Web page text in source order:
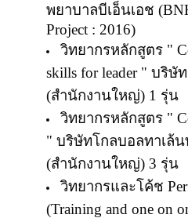
พยาบาลบีเอ็นเอช
Project : 2016)
วิทยากรหลักสูตร "
skills for leader " บริษั
(สำนักงานใหญ่) 1 รุ่น
วิทยากรหลักสูตร "
" บริษัทโกลบอลทาเล้
(สำนักงานใหญ่) 3 รุ่น
วิทยากรและโค้ช
(Training and one on